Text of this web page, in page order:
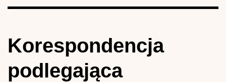
Korespondencja
podlegająca